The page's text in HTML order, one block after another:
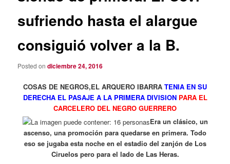
sufriendo hasta el alargue
consiguió volver a la B.
Posted ondiciembre 24, 2016
COSAS DE NEGROS,EL ARQUERO IBARRA TENIA EN SU
DERECHA EL PASAJE A LA PRIMERA DIVISION PARA EL
CARCELERO DEL NEGRO GUERRERO
Era un clásico, un
ascenso, una promoción para quedarse en primera. Todo
eso se jugaba esta noche en el estadio del zanjón de Los
Ciruelos pero para el lado de Las Heras.